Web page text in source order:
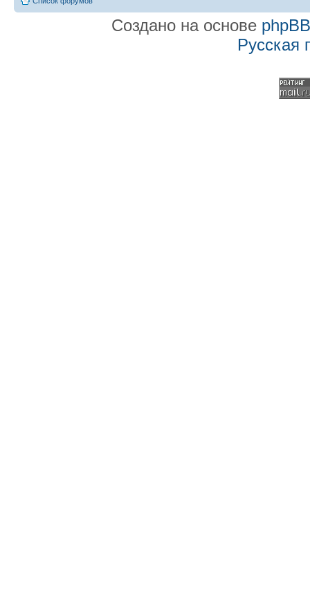
Создано на основе phpBB
Русская